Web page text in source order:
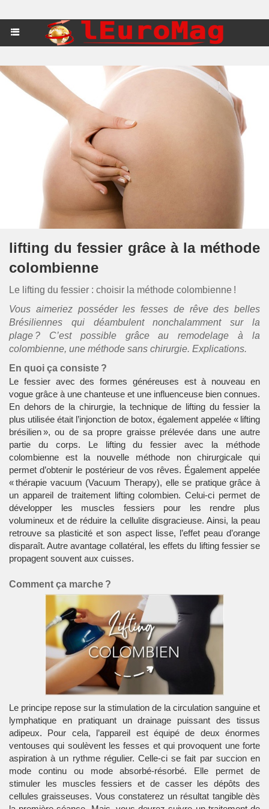
lifting du fessier grâce à la méthode
colombienne
Le lifting du fessier : choisir la méthode colombienne !
Vous aimeriez posséder les fesses de rêve des belles
Brésiliennes qui déambulent nonchalamment sur la
plage ? C’est possible grâce au remodelage à la
colombienne, une méthode sans chirurgie. Explications.
En quoi ça consiste ?
Le fessier avec des formes généreuses est à nouveau en
vogue grâce à une chanteuse et une influenceuse bien connues.
En dehors de la chirurgie, la technique de lifting du fessier la
plus utilisée était l’injonction de botox, également appelée « lifting
brésilien », ou de sa propre graisse prélevée dans une autre
partie du corps. Le lifting du fessier avec la méthode
colombienne est la nouvelle méthode non chirurgicale qui
permet d’obtenir le postérieur de vos rêves. Également appelée
« thérapie vacuum (Vacuum Therapy), elle se pratique grâce à
un appareil de traitement lifting colombien. Celui-ci permet de
développer les muscles fessiers pour les rendre plus
volumineux et de réduire la cellulite disgracieuse. Ainsi, la peau
retrouve sa plasticité et son aspect lisse, l’effet peau d’orange
disparaît. Autre avantage collatéral, les effets du lifting fessier se
propagent souvent aux cuisses.
Comment ça marche ?
Le principe repose sur la stimulation de la circulation sanguine et
lymphatique en pratiquant un drainage puissant des tissus
adipeux. Pour cela, l’appareil est équipé de deux énormes
ventouses qui soulèvent les fesses et qui provoquent une forte
aspiration à un rythme régulier. Celle-ci se fait par succion en
mode continu ou mode absorbé-résorbé. Elle permet de
stimuler les muscles fessiers et de casser les dépôts des
cellules graisseuses. Vous constaterez un résultat tangible dès